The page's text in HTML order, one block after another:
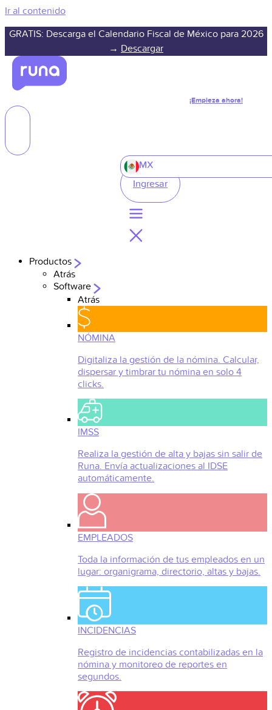
Ir al contenido
GRATIS: Descarga el Calendario Fiscal de México para 2026
→ Descargar
¡Empieza ahora!
MX
Ingresar
Productos
Atrás
Software
Atrás
NÓMINA
Digitaliza la gestión de la nómina. Calcular,
dispersar y timbrar tu nómina en solo 4
clicks.
IMSS
Realiza la gestión de alta y bajas sin salir de
Runa. Envía actualizaciones al IDSE
automáticamente.
EMPLEADOS
Toda la información de tus empleados en un
lugar: organigrama, directorio, altas y bajas.
INCIDENCIAS
Registro de incidencias contabilizadas en la
nómina y monitoreo de reportes en
segundos.